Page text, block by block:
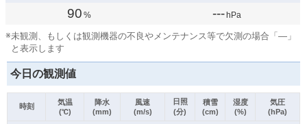
90 % --- hPa
※未観測、もしくは観測機器の不良やメンテナンス等で欠測の場合「—」
と表示します
今日の観測値
時刻
気温
(℃)
降水
(mm)
風速
(m/s)
日照
(分)
積雪
(cm)
湿度
(%)
気圧
(hPa)